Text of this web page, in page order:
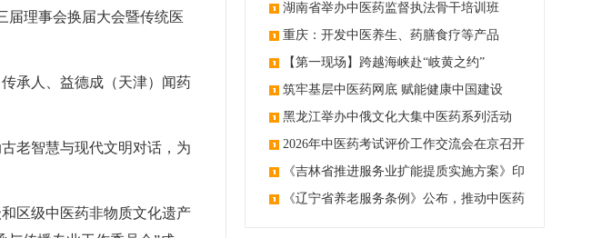
届理事会换届大会暨传统医
承人、益德成（天津）闻药
老智慧与现代文明对话，为
区级中医药非物质文化遗产
湖南省举办中医药监督执法骨干培训班
重庆：开发中医养生、药膳食疗等产品
【第一现场】跨越海峡赴“岐黄之约”
筑牢基层中医药网底 赋能健康中国建设
黑龙江举办中俄文化大集中医药系列活动
2026年中医药考试评价工作交流会在京召开
《吉林省推进服务业扩能提质实施方案》印
发：创建中医类国家医学中心
《辽宁省养老服务条例》公布，推动中医药